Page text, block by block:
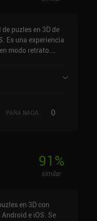
puzles en 3D de
Es una experiencia
modo retrato.
PARA NADA 0
91%
similar
en 3D con
e iOS. Se